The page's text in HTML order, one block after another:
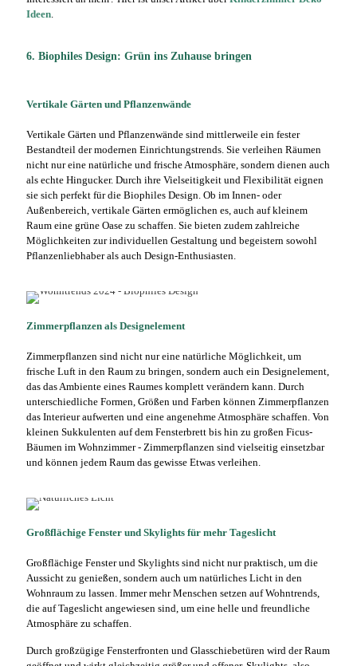
Ideen.
6. Biophiles Design: Grün ins Zuhause bringen
Vertikale Gärten und Pflanzenwände
Vertikale Gärten und Pflanzenwände sind mittlerweile ein fester
Bestandteil der modernen Einrichtungstrends. Sie verleihen Räumen
nicht nur eine natürliche und frische Atmosphäre, sondern dienen auch
als echte Hingucker. Durch ihre Vielseitigkeit und Flexibilität eignen
sie sich perfekt für die Biophiles Design. Ob im Innen- oder
Außenbereich, vertikale Gärten ermöglichen es, auch auf kleinem
Raum eine grüne Oase zu schaffen. Sie bieten zudem zahlreiche
Möglichkeiten zur individuellen Gestaltung und begeistern sowohl
Pflanzenliebhaber als auch Design-Enthusiasten.
Zimmerpflanzen als Designelement
Zimmerpflanzen sind nicht nur eine natürliche Möglichkeit, um
frische Luft in den Raum zu bringen, sondern auch ein Designelement,
das das Ambiente eines Raumes komplett verändern kann. Durch
unterschiedliche Formen, Größen und Farben können Zimmerpflanzen
das Interieur aufwerten und eine angenehme Atmosphäre schaffen. Von
kleinen Sukkulenten auf dem Fensterbrett bis hin zu großen Ficus-
Bäumen im Wohnzimmer - Zimmerpflanzen sind vielseitig einsetzbar
und können jedem Raum das gewisse Etwas verleihen.
Großflächige Fenster und Skylights für mehr Tageslicht
Großflächige Fenster und Skylights sind nicht nur praktisch, um die
Aussicht zu genießen, sondern auch um natürliches Licht in den
Wohnraum zu lassen. Immer mehr Menschen setzen auf Wohntrends,
die auf Tageslicht angewiesen sind, um eine helle und freundliche
Atmosphäre zu schaffen.
Durch großzügige Fensterfronten und Glasschiebetüren wird der Raum